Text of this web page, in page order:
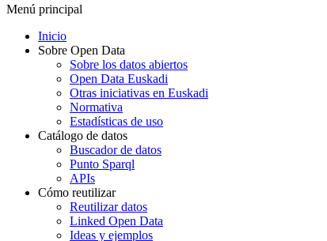
Menú principal
Inicio
Sobre Open Data
Sobre los datos abiertos
Open Data Euskadi
Otras iniciativas en Euskadi
Normativa
Estadísticas de uso
Catálogo de datos
Buscador de datos
Punto Sparql
APIs
Cómo reutilizar
Reutilizar datos
Linked Open Data
Ideas y ejemplos